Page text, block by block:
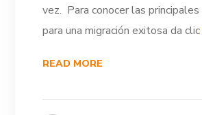
vez. Para conocer las
para una migración exitosa da
READ MORE